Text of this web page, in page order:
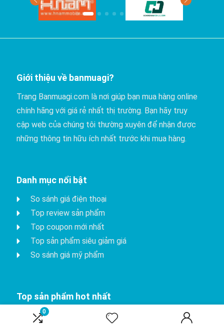
0
rẻ
nhất?
Giới thiệu về banmuagi?
Trang Banmuagi.com là nơi giúp bạn mua hàng online
chính hãng với giá rẻ nhất thị trường. Bạn hãy truy
cập web của chúng tôi thường xuyên để nhận được
những thông tin hữu ích nhất trước khi mua hàng.
Danh mục nổi bật
So sánh giá điện thoại
Top review sản phẩm
Top coupon mới nhất
Top sản phẩm siêu giảm giá
So sánh giá mỹ phẩm
Top sản phẩm hot nhất
iPhone 15 Pro